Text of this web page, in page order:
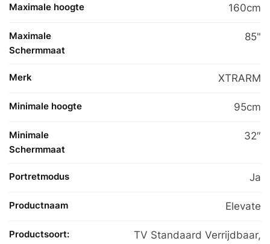
Maximale hoogte 160cm
Maximale
Schermmaat
85"
Merk XTRARM
Minimale hoogte 95cm
Minimale
Schermmaat
32″
Portretmodus Ja
Productnaam Elevate
Productsoort:
TV Standaard Verrijdbaar,